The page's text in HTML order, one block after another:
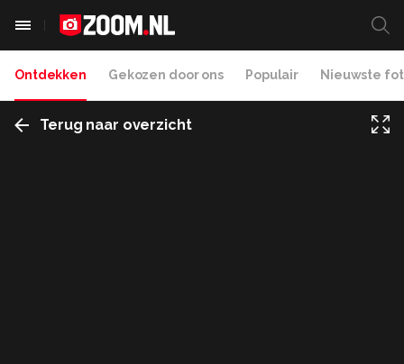
Ontdekken Gekozen door ons Populair Nieuwste
Terug naar overzicht